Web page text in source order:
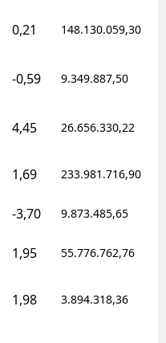
0,21 148.130.059,30
-0,59 9.349.887,50
4,45 26.656.330,22
1,69 233.981.716,90
-3,70 9.873.485,65
1,95 55.776.762,76
1,98 3.894.318,36